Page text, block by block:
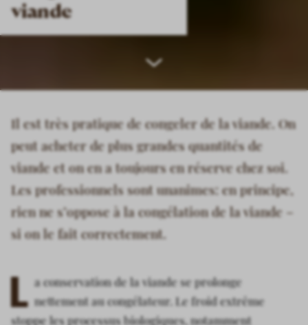
viande
Scroll
Il est très pratique de congeler de la viande. On
peut acheter de plus grandes quantités de
viande et on en a toujours en réserve chez soi.
Les professionnels sont unanimes: en principe,
rien ne s’oppose à la congélation de la viande –
si on le fait correctement.
L a conservation de la viande se prolonge
nettement au congélateur. Le froid extrême
stoppe les processus biologiques, notamment